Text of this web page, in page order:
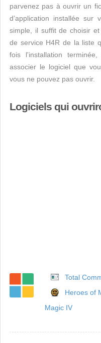
parvenez pas à ouvrir un
d’application installée
simple, il suffit de choisir
de service H4R de la liste
fois l'installation
associer le logiciel que
vous ne pouvez pas ouvrir.
Logiciels qui
Total
Heroes of
Magic IV